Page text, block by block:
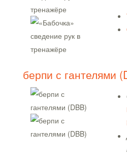
берпи с гантелями